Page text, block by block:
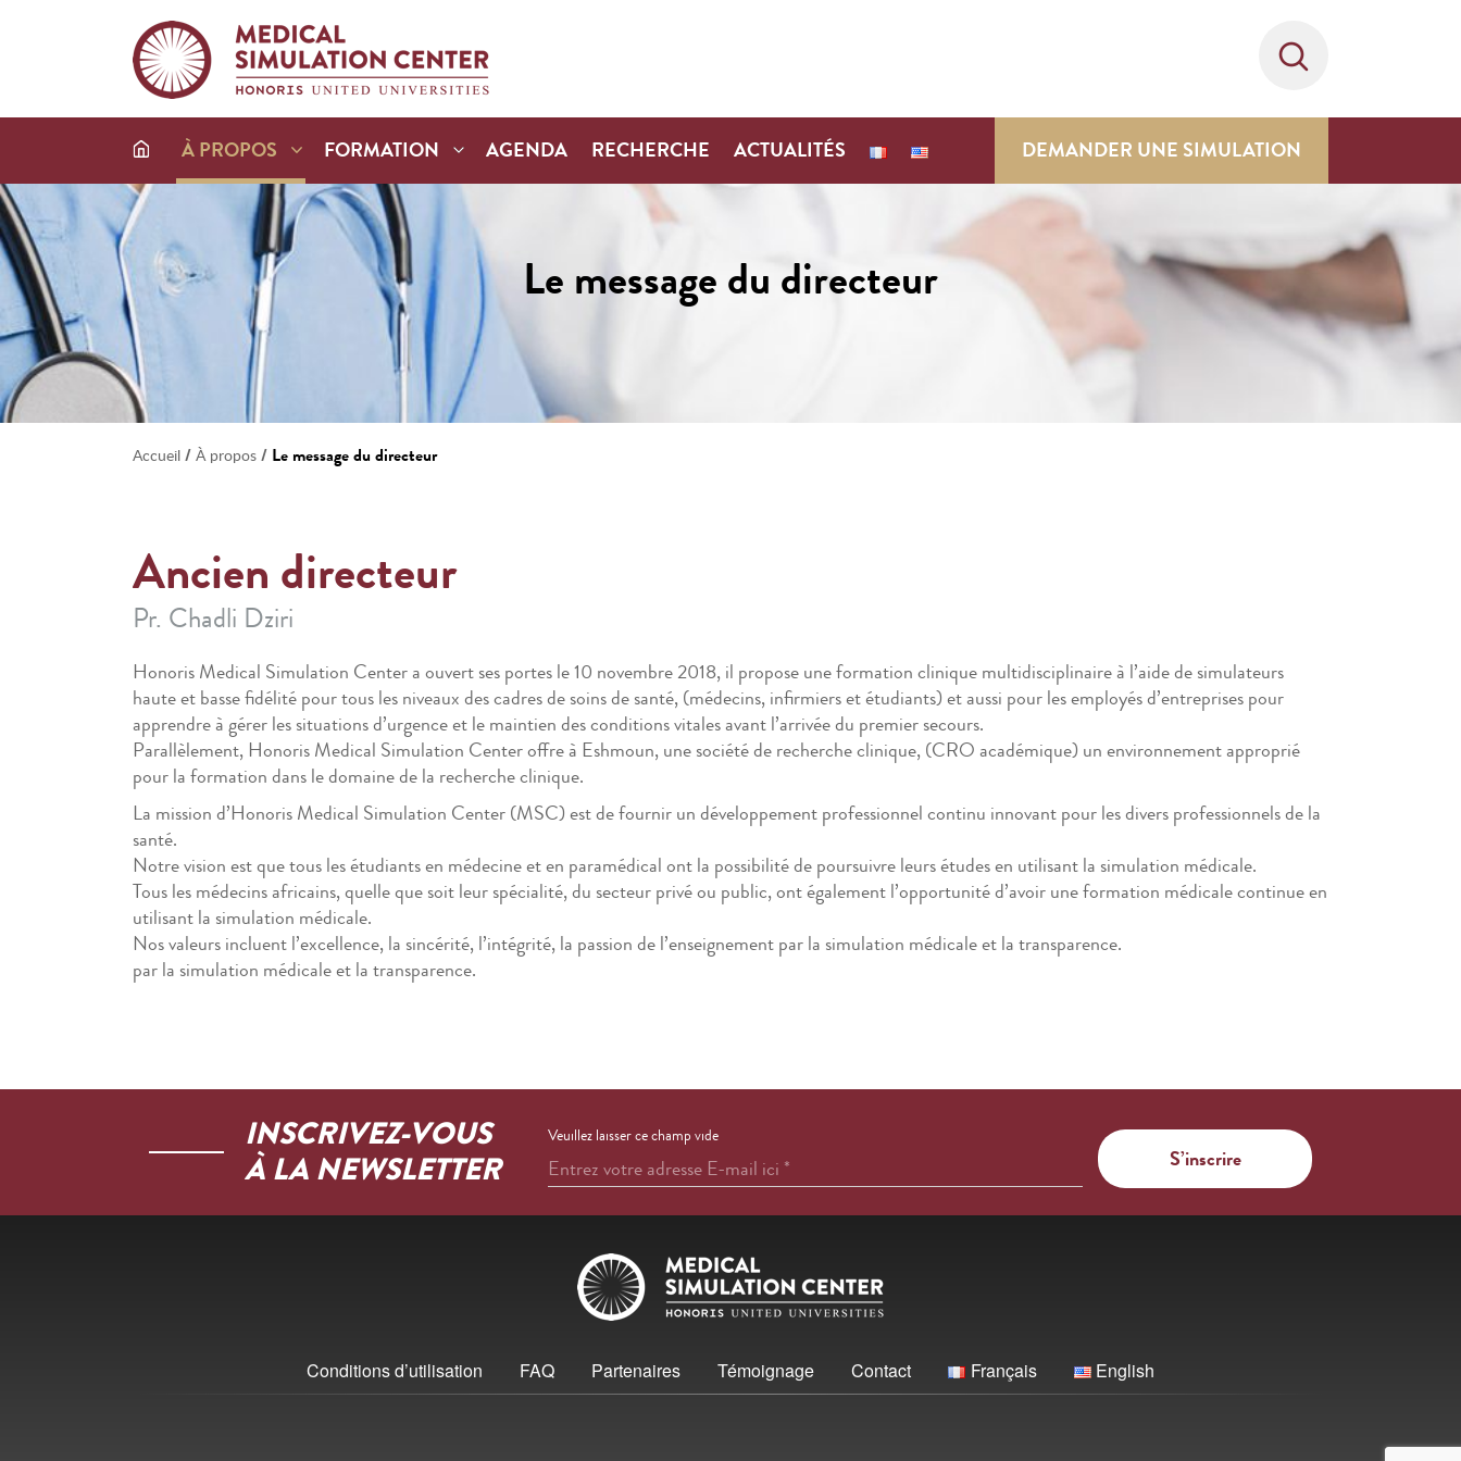
À PROPOS FORMATION AGENDA RECHERCHE ACTUALITÉS DEMANDER UNE SIMULATION
Le message du directeur
Accueil / À propos / Le message du directeur
Ancien directeur
Pr. Chadli Dziri
Honoris Medical Simulation Center a ouvert ses portes le 10 novembre 2018, il propose une formation clinique multidisciplinaire à l’aide de simulateurs
haute et basse fidélité pour tous les niveaux des cadres de soins de santé, (médecins, infirmiers et étudiants) et aussi pour les employés d’entreprises pour
apprendre à gérer les situations d’urgence et le maintien des conditions vitales avant l’arrivée du premier secours.
Parallèlement, Honoris Medical Simulation Center offre à Eshmoun, une société de recherche clinique, (CRO académique) un environnement approprié
pour la formation dans le domaine de la recherche clinique.
La mission d’Honoris Medical Simulation Center (MSC) est de fournir un développement professionnel continu innovant pour les divers professionnels de la
santé.
Notre vision est que tous les étudiants en médecine et en paramédical ont la possibilité de poursuivre leurs études en utilisant la simulation médicale.
Tous les médecins africains, quelle que soit leur spécialité, du secteur privé ou public, ont également l’opportunité d’avoir une formation médicale continue en
utilisant la simulation médicale.
Nos valeurs incluent l’excellence, la sincérité, l’intégrité, la passion de l’enseignement par la simulation médicale et la transparence.
par la simulation médicale et la transparence.
INSCRIVEZ-VOUS
À LA NEWSLETTER
Veuillez laisser ce champ vide
Entrez votre adresse E-mail ici*
Conditions d’utilisation FAQ Partenaires Témoignage Contact Français English